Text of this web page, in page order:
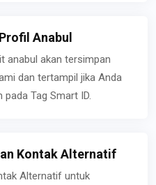
Anabul
anabul akan tersimpan
dan tertampil jika Anda
Tag Smart ID.
Kontak Alternatif
Alternatif untuk